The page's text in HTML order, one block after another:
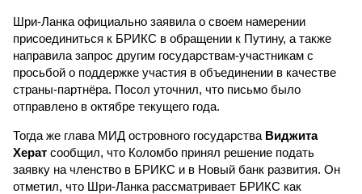
Шри-Ланка официально заявила о своем намерении
присоединиться к БРИКС в обращении к Путину, а также
направила запрос другим государствам-участникам с
просьбой о поддержке участия в объединении в качестве
страны-партнёра. Посол уточнил, что письмо было
отправлено в октябре текущего года.
Тогда же глава МИД островного государства Виджита
Херат сообщил, что Коломбо принял решение подать
заявку на членство в БРИКС и в Новый банк развития. Он
отметил, что Шри-Ланка рассматривает БРИКС как